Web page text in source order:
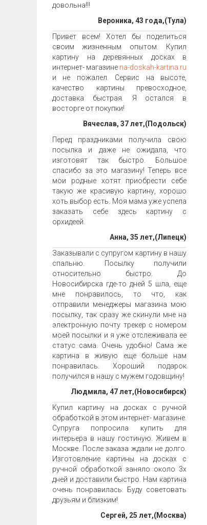
довольна!!!
Вероника, 43 года,(Тула)
Привет всем! Хотел бы поделиться
своим жизненным опытом. Купил
картину на деревянных досках в
интернет- магазине na-doskah-kartina.ru
и не пожалел. Сервис на высоте,
качество картины превосходное,
доставка быстрая. Я остался в
восторге от покупки!
Вячеслав, 37 лет,(Подольск)
Перед праздниками получила свою
посылка и даже не ожидала, что
изготовят так быстро. Большое
спасибо за это магазину! Теперь все
мои родные хотят приобрести себе
такую же красивую картину, хорошо
хоть выбор есть. Моя мама уже успела
заказать себе здесь картину с
орхидеей.
Анна, 35 лет,(Липецк)
Заказывали с супругом картину в нашу
спальню. Посылку получили
относительно быстро. До
Новосибирска где-то дней 5 шла, еще
мне понравилось, то что, как
отправили менеджеры магазина мою
посылку, так сразу же скинули мне на
электронную почту трекер с номером
моей посылки и я уже отслеживала ее
статус сама. Очень удобно! Сама же
картина в живую еще больше нам
понравилась. Хороший подарок
получился в нашу с мужем годовщину!
Людмила, 47 лет,(Новосибирск)
Купил картину на досках с ручной
обработкой в этом интернет- магазине.
Супруга попросила купить для
интерьера в нашу гостиную. Живем в
Москве. После заказа ждали не долго.
Изготовление картины на досках с
ручной обработкой заняло около 3х
дней и доставили быстро. Нам картина
очень понравилась. Буду советовать
друзьям и близким!
Сергей, 25 лет,(Москва)